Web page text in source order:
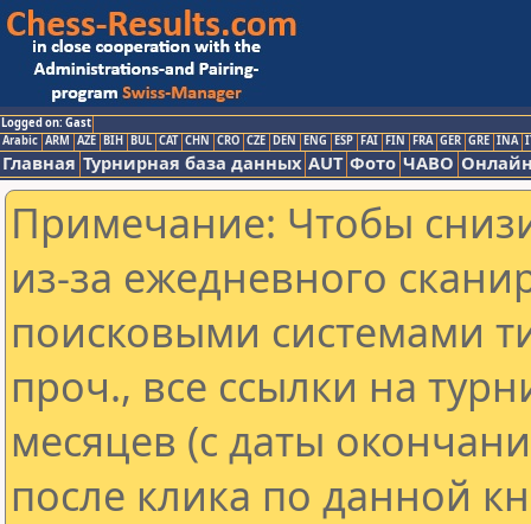
Logged on: Gast
Arabic ARM AZE BIH BUL CAT CHN CRO CZE DEN ENG ESP FAI FIN FRA GER GRE INA
Главная Турнирная база данных AUT Фото ЧАВО
Примечание: Чтобы
из-за ежедневного
поисковыми системами
проч., все ссылки на
месяцев (с даты
после клика по данной